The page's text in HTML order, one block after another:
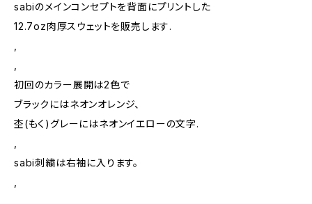
sabiのメインコンセプトを背面にプリントした
12.7oz肉厚スウェットを販売します.
初回のカラー展開は2色で
ブラックにはネオンオレンジ、
杢(もく)グレーにはネオンイエローの文字.
sabi刺繍は右袖に入ります。